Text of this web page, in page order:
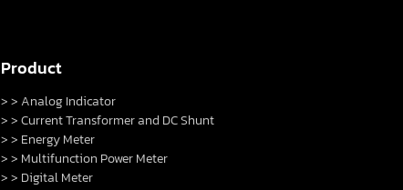
Product
> > Analog Indicator
> > Current Transformer and DC Shunt
> > Energy Meter
> > Multifunction Power Meter
> > Digital Meter